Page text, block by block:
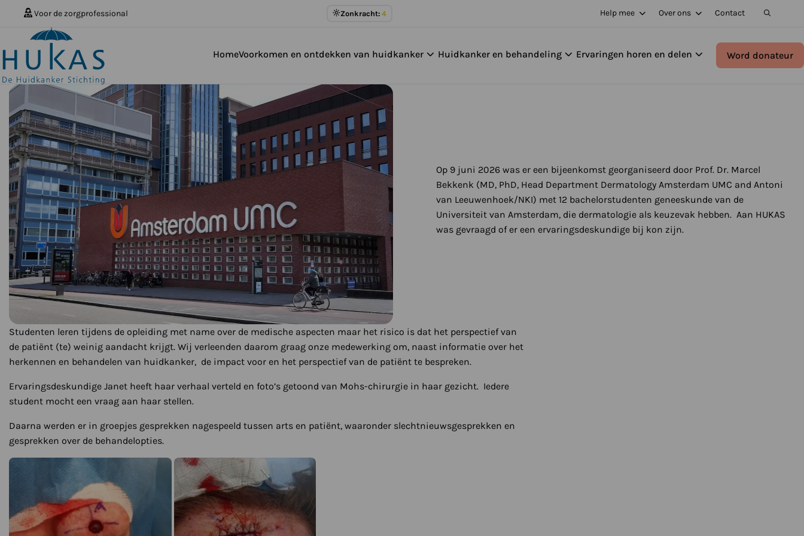
Voor de zorgprofessional Zonkracht: 4
Index
Help mee Over ons Contact
HomeVoorkomen en ontdekken van huidkanker Huidkanker en behandeling Ervaringen horen en delen Word donateur
Op 9 juni 2026 was er een bijeenkomst georganiseerd door Prof. Dr. Marcel
Bekkenk (MD, PhD, Head Department Dermatology Amsterdam UMC and Antoni
van Leeuwenhoek/NKI) met 12 bachelorstudenten geneeskunde van de
Universiteit van Amsterdam, die dermatologie als keuzevak hebben. Aan HUKAS
was gevraagd of er een ervaringsdeskundige bij kon zijn.
Studenten leren tijdens de opleiding met name over de medische aspecten maar het risico is dat het perspectief van
de patiënt (te) weinig aandacht krijgt. Wij verleenden daarom graag onze medewerking om, naast informatie over het
herkennen en behandelen van huidkanker, de impact voor en het perspectief van de patiënt te bespreken.
Ervaringsdeskundige Janet heeft haar verhaal verteld en foto’s getoond van Mohs-chirurgie in haar gezicht. Iedere
student mocht een vraag aan haar stellen.
Daarna werden er in groepjes gesprekken nagespeeld tussen arts en patiënt, waaronder slechtnieuwsgesprekken en
gesprekken over de behandelopties.